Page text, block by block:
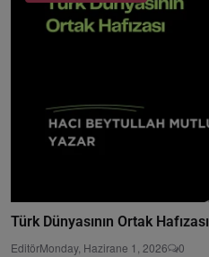
Türk Dünyasının Ortak Hafızası
EditörMonday, Hazirane 1, 2026 0